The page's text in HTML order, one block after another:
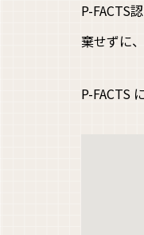
P-FACTS
棄せずに
P-FACTS